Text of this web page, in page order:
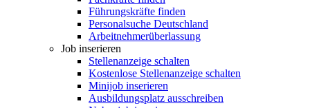
Führungskräfte finden
Personalsuche Deutschland
Arbeitnehmerüberlassung
Job inserieren
Stellenanzeige schalten
Kostenlose Stellenanzeige schalten
Minijob inserieren
Ausbildungsplatz ausschreiben